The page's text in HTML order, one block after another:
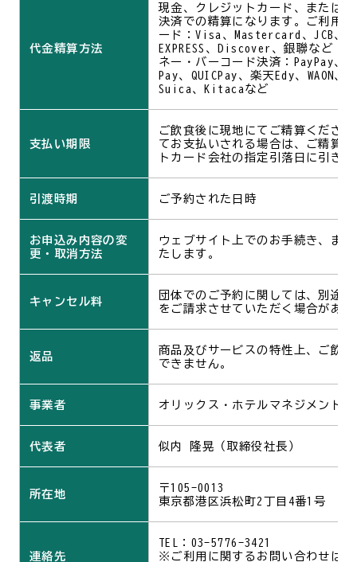
代金精算方法
現金、クレジットカード、または
決済での精算になります。ご利用
ード：Visa、Mastercard、JCB、
EXPRESS、Discover、銀聯など
ネー・バーコード決済：PayPay、
Pay、QUICPay、楽天Edy、WAON、
Suica、Kitacaなど
支払い期限
ご飲食後に現地にてご精算くださ
てお支払いされる場合は、ご精算
トカード会社の指定引落日に引き
引渡時期 ご予約された日時
お申込み内容の変
更・取消方法
ウェブサイト上でのお手続き、ま
たします。
キャンセル料
団体でのご予約に関しては、別途
をご請求させていただく場合があ
返品
商品及びサービスの特性上、ご飲
できません。
事業者 オリックス・ホテルマネジメント
代表者 似内 隆晃（取締役社長）
所在地
〒105-0013
東京都港区浜松町2丁目4番1号
連絡先
TEL：03-5776-3421
※ご利用に関するお問い合わせは